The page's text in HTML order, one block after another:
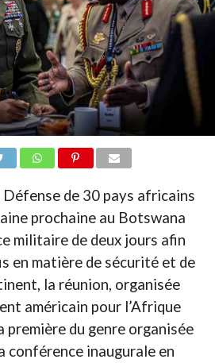
Défense de 30 pays africains
prochaine au Botswana
militaire de deux jours afin
en matière de sécurité et de
la réunion, organisée
américain pour l’Afrique
première du genre organisée
conférence inaugurale en